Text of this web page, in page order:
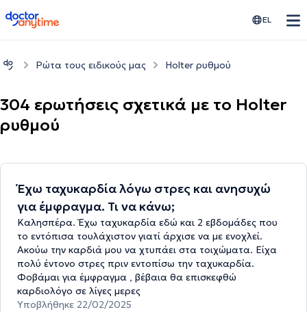
doctoranytime EL
Ρώτα τους ειδικούς μας Holter ρυθμού
304 ερωτήσεις σχετικά με το Holter
ρυθμού
Έχω ταχυκαρδία λόγω στρες και ανησυχώ
για έμφραγμα. Τι να κάνω;
Καλησπέρα. Έχω ταχυκαρδία εδώ και 2 εβδομάδες που
το εντόπισα τουλάχιστον γιατί άρχισε να με ενοχλεί.
Ακούω την καρδιά μου να χτυπάει στα τοιχώματα. Είχα
πολύ έντονο στρες πριν εντοπίσω την ταχυκαρδία.
Φοβάμαι για έμφραγμα , βέβαια θα επισκεφθώ
καρδιολόγο σε λίγες μερες
Υποβλήθηκε 22/02/2025